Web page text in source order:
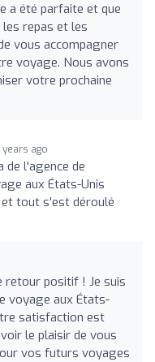
a été parfaite et que
repas et les
vous accompagner
voyage. Nous avons
votre prochaine
years ago
de l'agence de
aux États-Unis
tout s'est déroulé
retour positif ! Je suis
voyage aux États-
satisfaction est
le plaisir de vous
vos futurs voyages